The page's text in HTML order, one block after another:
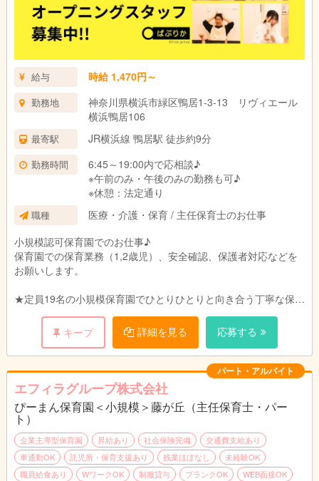
給与 時給 1,470円～
勤務地
神奈川県横浜市緑区鴨居1-3-13 リヴィエール
横浜鴨居106
最寄駅 JR横浜線 鴨居駅 徒歩約9分
勤務時間
6:45～19:00内で応相談♪
※午前のみ・午後のみの勤務も可♪
※休憩：法定通り
職種
医療・介護・保育 / 主任保育士のお仕事
小規模認可保育園でのお仕事♪
保育園での保育業務（1,2歳児）、安全確認、保護者対応などを
お願いします。
★定員19名の小規模保育園でひとりひとりと向き合う丁寧な保育
ご家庭、職員、地域のトライアングルで子どもたちの成長を見守
れるような環境づくりを目指しています。
キープ 詳細を見る 応募する
パート・アルバイト
エフィラグループ株式会社
ぴーまん保育園＜小規模＞藤が丘（主任保育士・パー
ト）
企業主導型保育園 昇給あり 社会保険完備
交通費支給あり
車通勤OK
託児所・保育支援あり 残業ほぼなし
未経験OK
職員給食あり
WワークOK 制服貸与 ブランクOK WEB面接OK